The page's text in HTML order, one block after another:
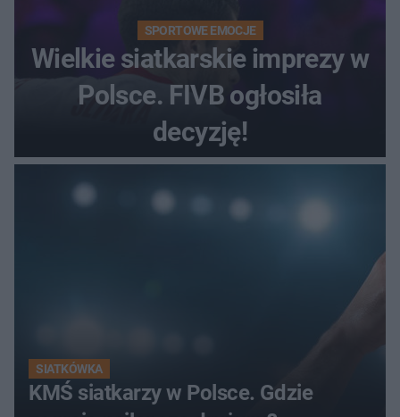
SPORTOWE EMOCJE
Wielkie siatkarskie imprezy w
Polsce. FIVB ogłosiła
decyzję!
SIATKÓWKA
KMŚ siatkarzy w Polsce. Gdzie